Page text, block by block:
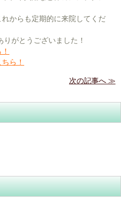
からも定期的に来院してくだ
がとうございました！
ら！
次の記事へ ≫